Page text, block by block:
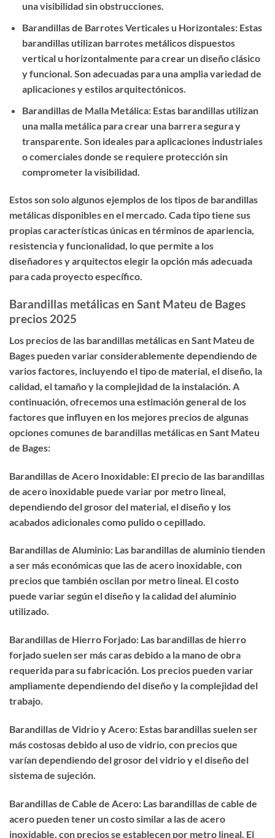
una visibilidad sin obstrucciones.
Barandillas de Barrotes Verticales u Horizontales: Estas
barandillas utilizan barrotes metálicos dispuestos
vertical u horizontalmente para crear un diseño clásico
y funcional. Son adecuadas para una amplia variedad de
aplicaciones y estilos arquitectónicos.
Barandillas de Malla Metálica: Estas barandillas utilizan
una malla metálica para crear una barrera segura y
transparente. Son ideales para aplicaciones industriales
o comerciales donde se requiere protección sin
comprometer la visibilidad.
Estos son solo algunos ejemplos de los tipos de barandillas
metálicas disponibles en el mercado. Cada tipo tiene sus
propias características únicas en términos de apariencia,
resistencia y funcionalidad, lo que permite a los
diseñadores y arquitectos elegir la opción más adecuada
para cada proyecto específico.
Barandillas metálicas en Sant Mateu de Bages
precios 2025
Los precios de las barandillas metálicas en Sant Mateu de
Bages pueden variar considerablemente dependiendo de
varios factores, incluyendo el tipo de material, el diseño, la
calidad, el tamaño y la complejidad de la instalación. A
continuación, ofrecemos una estimación general de los
factores que influyen en los mejores precios de algunas
opciones comunes de barandillas metálicas en Sant Mateu
de Bages:
Barandillas de Acero Inoxidable: El precio de las barandillas
de acero inoxidable puede variar por metro lineal,
dependiendo del grosor del material, el diseño y los
acabados adicionales como pulido o cepillado.
Barandillas de Aluminio: Las barandillas de aluminio tienden
a ser más económicas que las de acero inoxidable, con
precios que también oscilan por metro lineal. El costo
puede variar según el diseño y la calidad del aluminio
utilizado.
Barandillas de Hierro Forjado: Las barandillas de hierro
forjado suelen ser más caras debido a la mano de obra
requerida para su fabricación. Los precios pueden variar
ampliamente dependiendo del diseño y la complejidad del
trabajo.
Barandillas de Vidrio y Acero: Estas barandillas suelen ser
más costosas debido al uso de vidrio, con precios que
varían dependiendo del grosor del vidrio y el diseño del
sistema de sujeción.
Barandillas de Cable de Acero: Las barandillas de cable de
acero pueden tener un costo similar a las de acero
inoxidable, con precios se establecen por metro lineal. El